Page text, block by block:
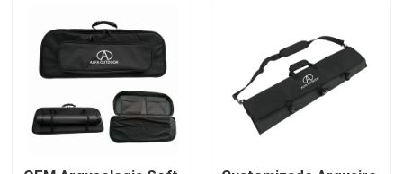
Solicite um orçamento
Saco tático da arma